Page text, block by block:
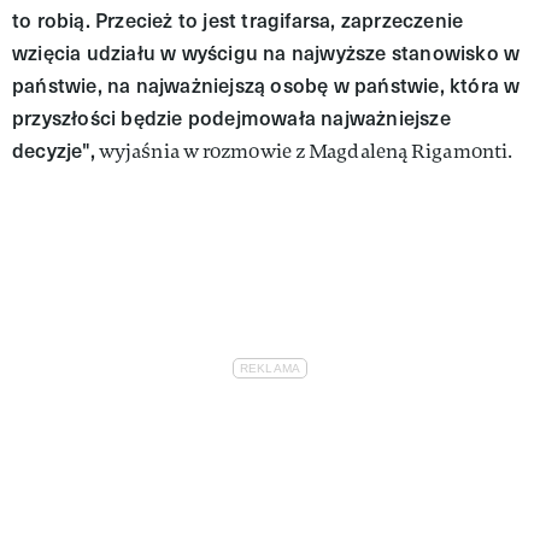
to robią. Przecież to jest tragifarsa, zaprzeczenie
wzięcia udziału w wyścigu na najwyższe stanowisko w
państwie, na najważniejszą osobę w państwie, która w
przyszłości będzie podejmowała najważniejsze
decyzje",wyjaśnia w rozmowie z Magdaleną Rigamonti.